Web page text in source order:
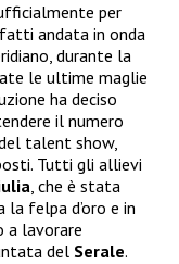
per
andata in onda
durante la
le ultime maglie
ha deciso
il numero
talent show,
Tutti gli allievi
, che è stata
felpa d’oro e in
a lavorare
del Serale.